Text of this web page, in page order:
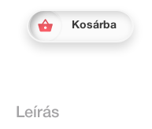
Kosárba
Leírás